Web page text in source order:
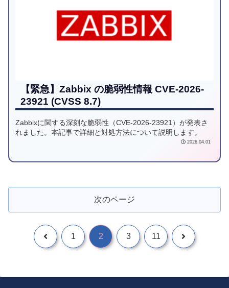
【緊急】Zabbix の脆弱性情報 CVE-2026-
23921 (CVSS 8.7)
Zabbixに関する深刻な脆弱性（CVE-2026-23921）が発表さ
れました。本記事で詳細と対処方法について説明します。
2026.04.01
次のページ
1 2 3 11